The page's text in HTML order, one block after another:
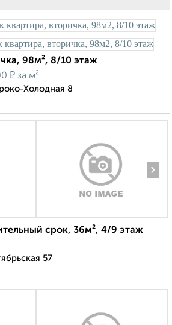
98м², 8/10 этаж
₽ за м²
Холодная 8
›
срок, 36м², 4/9 этаж
57